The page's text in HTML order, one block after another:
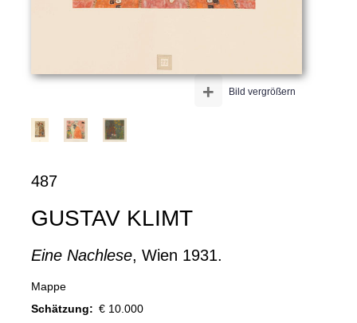
Bild vergrößern
+
487
GUSTAV KLIMT
Eine Nachlese, Wien 1931.
Mappe
Schätzung: € 10.000